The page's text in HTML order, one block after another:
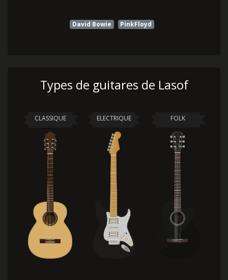
David Bowie PinkFloyd
Types de guitares de Lasof
CLASSIQUE ELECTRIQUE FOLK